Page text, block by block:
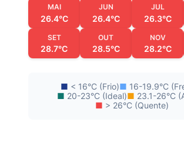
MAI
26.4°C
JUN
26.4°C
JUL
26.3°C
SET
28.7°C
OUT
28.5°C
NOV
28.2°C
■ < 16°C (Frio)■ 16-19.9°C
■ 20-23°C (Ideal)■ 23.1-26°C
■ > 26°C (Quente)